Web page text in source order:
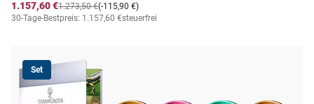
1.157,60 €
(-115,90 €)
1.273,50 €
30-Tage-Bestpreis: 1.157,60 €steuerfrei
Set